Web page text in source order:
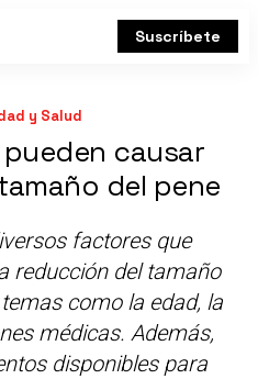
Suscríbete
y Salud
causar
del pene
factores que
reducción del tamaño
como la edad, la
médicas. Además,
disponibles para